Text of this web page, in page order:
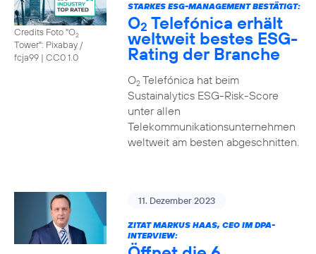
Credits Foto "O2
Tower": Pixabay /
fcja99 | CC0 1.0
STARKES ESG-MANAGEMENT BESTÄTIGT:
O2 Telefónica erhält
weltweit bestes ESG-
Rating der Branche
O2Telefónica hat beim
Sustainalytics ESG-Risk-Score
unter allen
Telekommunikationsunternehmen
weltweit am besten abgeschnitten.
11. Dezember 2023
ZITAT MARKUS HAAS, CEO IM DPA-
INTERVIEW: